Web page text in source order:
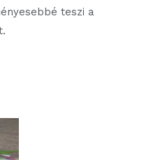
teszi a